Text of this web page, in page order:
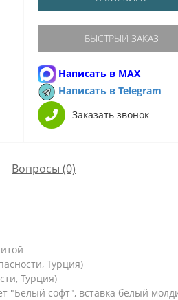
БЫСТРЫЙ ЗАКАЗ
Написать в MAX
Написать в Telegram
Заказать звонок
Вопросы (0)
Турция)
Турция)
"Белый софт", вставка белый